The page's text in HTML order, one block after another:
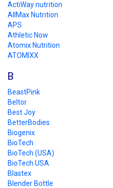
ActiWay nutrition
AllMax Nutrition
APS
Athletic Now
Atomix Nutrition
ATOMIXX
B
BeastPink
Beltor
Best Joy
BetterBodies
Biogenix
BioTech
BioTech (USA)
BioTech USA
Blastex
Blender Bottle